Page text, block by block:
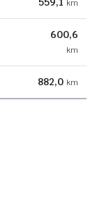
km
600,6
km
882,0 km